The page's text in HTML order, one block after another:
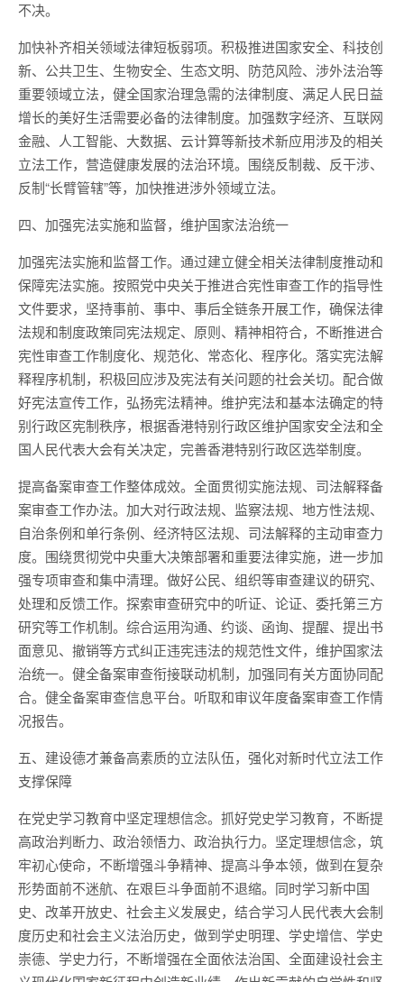
不决。
加快补齐相关领域法律短板弱项。积极推进国家安全、科技创
新、公共卫生、生物安全、生态文明、防范风险、涉外法治等
重要领域立法，健全国家治理急需的法律制度、满足人民日益
增长的美好生活需要必备的法律制度。加强数字经济、互联网
金融、人工智能、大数据、云计算等新技术新应用涉及的相关
立法工作，营造健康发展的法治环境。围绕反制裁、反干涉、
反制“长臂管辖”等，加快推进涉外领域立法。
四、加强宪法实施和监督，维护国家法治统一
加强宪法实施和监督工作。通过建立健全相关法律制度推动和
保障宪法实施。按照党中央关于推进合宪性审查工作的指导性
文件要求，坚持事前、事中、事后全链条开展工作，确保法律
法规和制度政策同宪法规定、原则、精神相符合，不断推进合
宪性审查工作制度化、规范化、常态化、程序化。落实宪法解
释程序机制，积极回应涉及宪法有关问题的社会关切。配合做
好宪法宣传工作，弘扬宪法精神。维护宪法和基本法确定的特
别行政区宪制秩序，根据香港特别行政区维护国家安全法和全
国人民代表大会有关决定，完善香港特别行政区选举制度。
提高备案审查工作整体成效。全面贯彻实施法规、司法解释备
案审查工作办法。加大对行政法规、监察法规、地方性法规、
自治条例和单行条例、经济特区法规、司法解释的主动审查力
度。围绕贯彻党中央重大决策部署和重要法律实施，进一步加
强专项审查和集中清理。做好公民、组织等审查建议的研究、
处理和反馈工作。探索审查研究中的听证、论证、委托第三方
研究等工作机制。综合运用沟通、约谈、函询、提醒、提出书
面意见、撤销等方式纠正违宪违法的规范性文件，维护国家法
治统一。健全备案审查衔接联动机制，加强同有关方面协同配
合。健全备案审查信息平台。听取和审议年度备案审查工作情
况报告。
五、建设德才兼备高素质的立法队伍，强化对新时代立法工作
支撑保障
在党史学习教育中坚定理想信念。抓好党史学习教育，不断提
高政治判断力、政治领悟力、政治执行力。坚定理想信念，筑
牢初心使命，不断增强斗争精神、提高斗争本领，做到在复杂
形势面前不迷航、在艰巨斗争面前不退缩。同时学习新中国
史、改革开放史、社会主义发展史，结合学习人民代表大会制
度历史和社会主义法治历史，做到学史明理、学史增信、学史
崇德、学史力行，不断增强在全面依法治国、全面建设社会主